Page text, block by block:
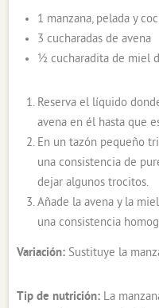
1 manzana, pelada y
3 cucharadas de avena
½ cucharadita de miel
Reserva el líquido
avena en él hasta que
En un tazón pequeño
una consistencia de
dejar algunos trocitos.
Añade la avena y la
una consistencia
Variación: Sustituye la
Tip de nutrición: La